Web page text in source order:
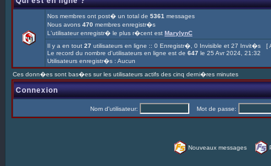
Nos membres ont post� un total de 5361 messages
Nous avons 470 membres enregistr�s
L'utilisateur enregistr� le plus r�cent est MarylynC
Il y a en tout 27 utilisateurs en ligne :: 0 Enregistr�, 0 Invisible et 27 Invit�s [
Le record du nombre d'utilisateurs en ligne est de 647 le 25 Avr 2024, 21:32
Utilisateurs enregistr�s : Aucun
Ces donn�es sont bas�es sur les utilisateurs actifs des cinq derni�res minutes
Connexion
Nom d'utilisateur: Mot de passe:
Nouveaux messages